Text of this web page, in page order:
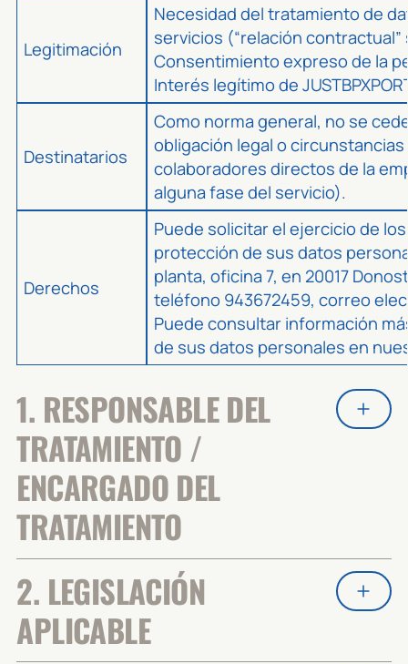
Legitimación
Necesidad del tratamiento de
servicios (“relación contractual”
Consentimiento expreso de la
Interés legítimo de
Destinatarios
Como norma general, no se
obligación legal o
colaboradores directos de la
alguna fase del servicio).
Derechos
Puede solicitar el ejercicio de
protección de sus datos
planta, oficina 7, en 20017
teléfono 943672459, correo
Puede consultar información
de sus datos personales en
1. RESPONSABLE DEL
TRATAMIENTO /
ENCARGADO DEL
TRATAMIENTO
2. LEGISLACIÓN
APLICABLE